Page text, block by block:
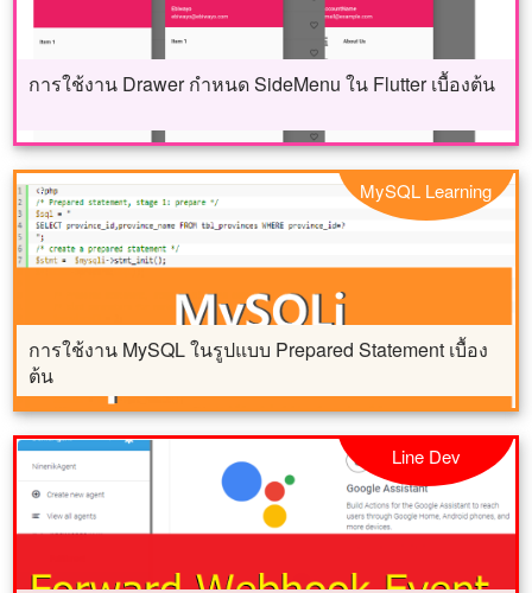
การใช้งาน Drawer กำหนด SideMenu ใน Flutter เบื้องต้น
การใช้งาน MySQL ในรูปแบบ Prepared Statement เบื้อง
ต้น
MySQL Learning
Line Dev